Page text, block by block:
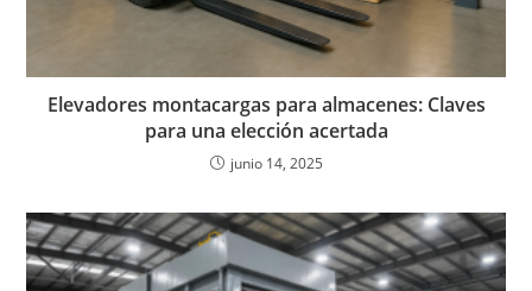
Elevadores montacargas para almacenes: Claves
para una elección acertada
junio 14, 2025